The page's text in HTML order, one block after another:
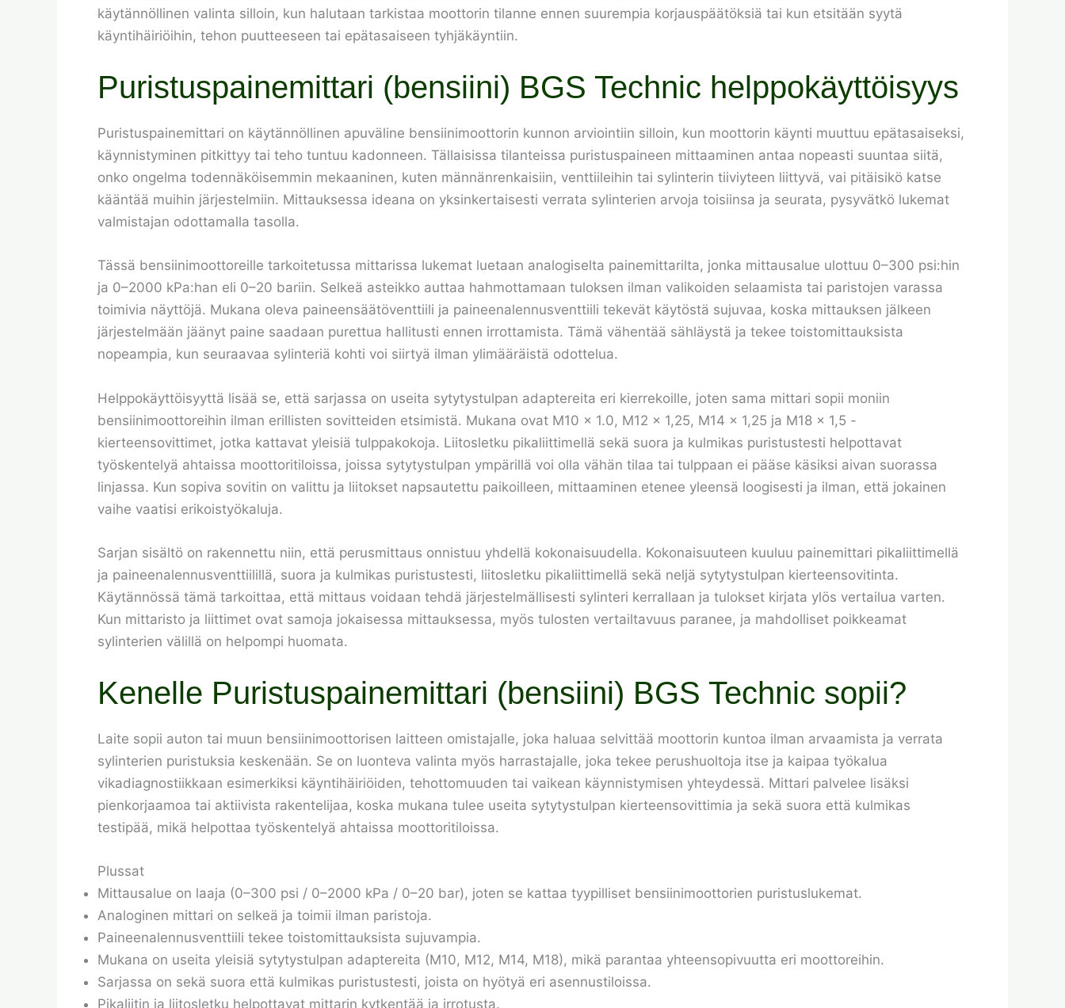
käytännöllinen valinta silloin, kun halutaan tarkistaa moottorin tilanne ennen suurempia korjauspäätöksiä tai kun etsitään syytä
käyntihäiriöihin, tehon puutteeseen tai epätasaiseen tyhjäkäyntiin.
Puristuspainemittari (bensiini) BGS Technic helppokäyttöisyys
Puristuspainemittari on käytännöllinen apuväline bensiinimoottorin kunnon arviointiin silloin, kun moottorin käynti muuttuu epätasaiseksi,
käynnistyminen pitkittyy tai teho tuntuu kadonneen. Tällaisissa tilanteissa puristuspaineen mittaaminen antaa nopeasti suuntaa siitä,
onko ongelma todennäköisemmin mekaaninen, kuten männänrenkaisiin, venttiileihin tai sylinterin tiiviyteen liittyvä, vai pitäisikö katse
kääntää muihin järjestelmiin. Mittauksessa ideana on yksinkertaisesti verrata sylinterien arvoja toisiinsa ja seurata, pysyvätkö lukemat
valmistajan odottamalla tasolla.
Tässä bensiinimoottoreille tarkoitetussa mittarissa lukemat luetaan analogiselta painemittarilta, jonka mittausalue ulottuu 0–300 psi:hin
ja 0–2000 kPa:han eli 0–20 bariin. Selkeä asteikko auttaa hahmottamaan tuloksen ilman valikoiden selaamista tai paristojen varassa
toimivia näyttöjä. Mukana oleva paineensäätöventtiili ja paineenalennusventtiili tekevät käytöstä sujuvaa, koska mittauksen jälkeen
järjestelmään jäänyt paine saadaan purettua hallitusti ennen irrottamista. Tämä vähentää sähläystä ja tekee toistomittauksista
nopeampia, kun seuraavaa sylinteriä kohti voi siirtyä ilman ylimääräistä odottelua.
Helppokäyttöisyyttä lisää se, että sarjassa on useita sytytystulpan adaptereita eri kierrekoille, joten sama mittari sopii moniin
bensiinimoottoreihin ilman erillisten sovitteiden etsimistä. Mukana ovat M10 x 1.0, M12 x 1,25, M14 x 1,25 ja M18 x 1,5 -
kierteensovittimet, jotka kattavat yleisiä tulppakokoja. Liitosletku pikaliittimellä sekä suora ja kulmikas puristustesti helpottavat
työskentelyä ahtaissa moottoritiloissa, joissa sytytystulpan ympärillä voi olla vähän tilaa tai tulppaan ei pääse käsiksi aivan suorassa
linjassa. Kun sopiva sovitin on valittu ja liitokset napsautettu paikoilleen, mittaaminen etenee yleensä loogisesti ja ilman, että jokainen
vaihe vaatisi erikoistyökaluja.
Sarjan sisältö on rakennettu niin, että perusmittaus onnistuu yhdellä kokonaisuudella. Kokonaisuuteen kuuluu painemittari pikaliittimellä
ja paineenalennusventtiilillä, suora ja kulmikas puristustesti, liitosletku pikaliittimellä sekä neljä sytytystulpan kierteensovitinta.
Käytännössä tämä tarkoittaa, että mittaus voidaan tehdä järjestelmällisesti sylinteri kerrallaan ja tulokset kirjata ylös vertailua varten.
Kun mittaristo ja liittimet ovat samoja jokaisessa mittauksessa, myös tulosten vertailtavuus paranee, ja mahdolliset poikkeamat
sylinterien välillä on helpompi huomata.
Kenelle Puristuspainemittari (bensiini) BGS Technic sopii?
Laite sopii auton tai muun bensiinimoottorisen laitteen omistajalle, joka haluaa selvittää moottorin kuntoa ilman arvaamista ja verrata
sylinterien puristuksia keskenään. Se on luonteva valinta myös harrastajalle, joka tekee perushuoltoja itse ja kaipaa työkalua
vikadiagnostiikkaan esimerkiksi käyntihäiriöiden, tehottomuuden tai vaikean käynnistymisen yhteydessä. Mittari palvelee lisäksi
pienkorjaamoa tai aktiivista rakentelijaa, koska mukana tulee useita sytytystulpan kierteensovittimia ja sekä suora että kulmikas
testipää, mikä helpottaa työskentelyä ahtaissa moottoritiloissa.
Plussat
Mittausalue on laaja (0–300 psi / 0–2000 kPa / 0–20 bar), joten se kattaa tyypilliset bensiinimoottorien puristuslukemat.
Analoginen mittari on selkeä ja toimii ilman paristoja.
Paineenalennusventtiili tekee toistomittauksista sujuvampia.
Mukana on useita yleisiä sytytystulpan adaptereita (M10, M12, M14, M18), mikä parantaa yhteensopivuutta eri moottoreihin.
Sarjassa on sekä suora että kulmikas puristustesti, joista on hyötyä eri asennustiloissa.
Pikaliitin ja liitosletku helpottavat mittarin kytkentää ja irrotusta.